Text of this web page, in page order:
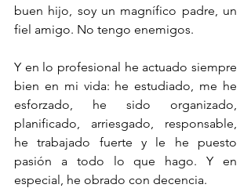
buen hijo, soy un magnífico padre, un
fiel amigo. No tengo enemigos.
Y en lo profesional he actuado siempre
bien en mi vida: he estudiado, me he
esforzado, he sido organizado,
planificado, arriesgado, responsable,
he trabajado fuerte y le he puesto
pasión a todo lo que hago. Y en
especial, he obrado con decencia.